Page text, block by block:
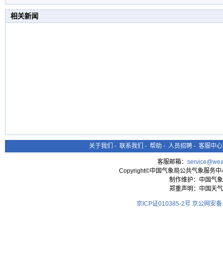
相关新闻
关于我们 - 联系我们 - 帮助 - 人员招聘 - 客服中心
客服邮箱：
Copyright©中国气象局公共气象服务
制作维护：中国气
郑重声明：中国天
京ICP证010385-2号 京公网安